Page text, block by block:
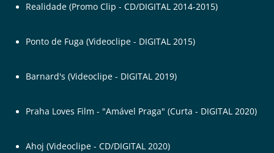
Realidade (Promo Clip - CD/DIGITAL 2014-2015)
Ponto de Fuga (Videoclipe - DIGITAL 2015)
Barnard's (Videoclipe - DIGITAL 2019)
Praha Loves Film - "Amável Praga" (Curta - DIGITAL 2020)
Ahoj (Videoclipe - CD/DIGITAL 2020)